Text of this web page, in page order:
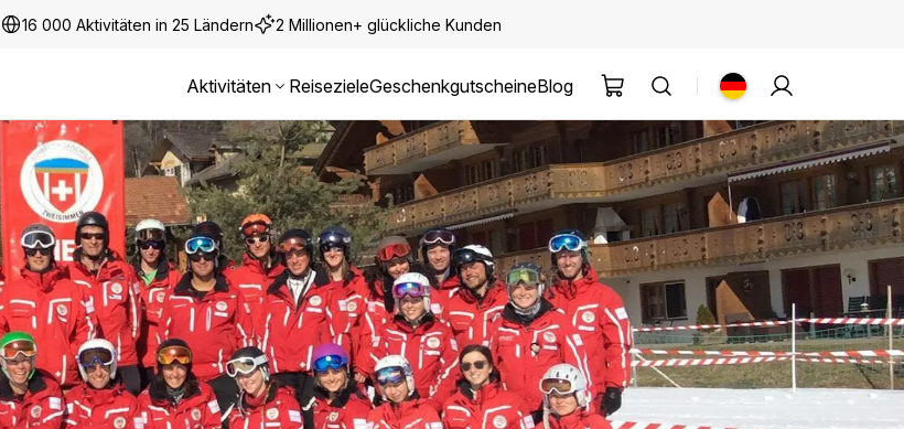
16 000 Aktivitäten in 25 Ländern 2 Millionen+ glückliche Kunden
Aktivitäten ReisezieleGeschenkgutscheineBlog